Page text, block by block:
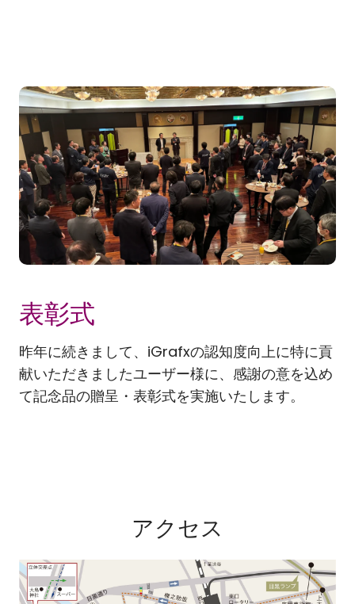
表彰式
昨年に続きまして、iGrafxの認知度向上に特に貢
献いただきましたユーザー様に、感謝の意を込め
て記念品の贈呈・表彰式を実施いたします。
アクセス